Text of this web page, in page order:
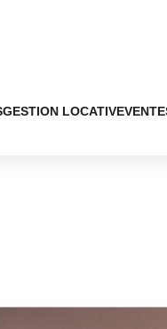
GESTION LOCATIVEVENTE